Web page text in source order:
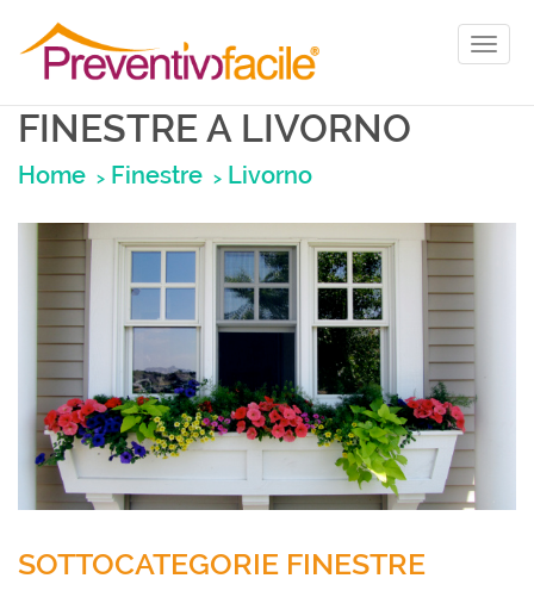
FINESTRE A LIVORNO
Home Finestre Livorno
SOTTOCATEGORIE FINESTRE